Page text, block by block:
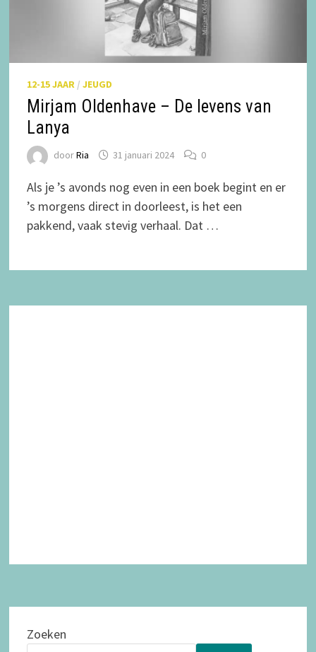
12-15 JAAR/ JEUGD
Mirjam Oldenhave – De levens van
Lanya
doorRia 31 januari 2024 0
Als je ’s avonds nog even in een boek begint en er
’s morgens direct in doorleest, is het een
pakkend, vaak stevig verhaal. Dat …
Zoeken